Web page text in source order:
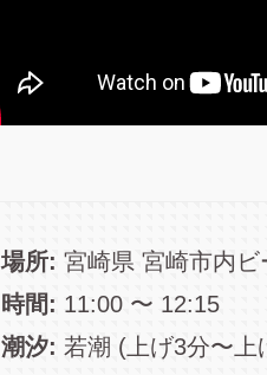
場所: 宮崎県 宮崎市内ビ
時間: 11:00 〜 12:15
潮汐: 若潮 (上げ3分〜上